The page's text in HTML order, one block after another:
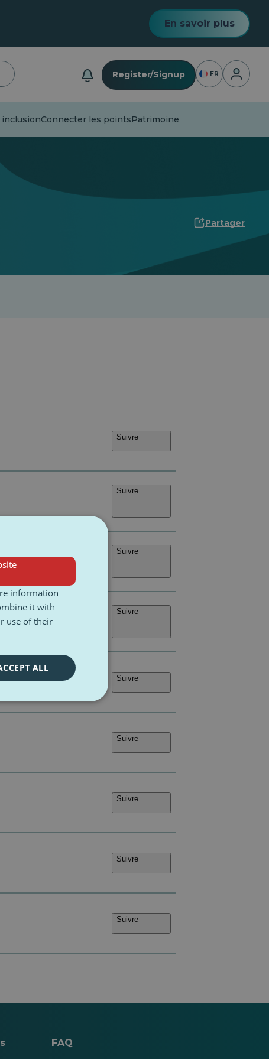
En savoir plus
Register/Signup FR
Connecter les pointsPatrimoine
Partager
Suivre
Suivre
Suivre
Suivre
Suivre
Suivre
Suivre
Suivre
Suivre
FAQ
information
it with
use of their
ALL